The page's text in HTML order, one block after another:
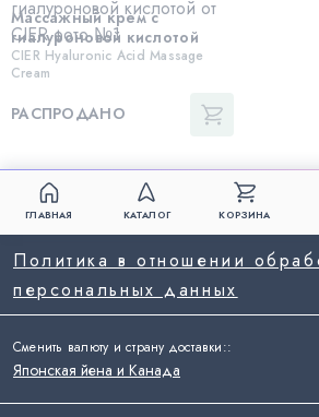
Массажный крем c
гиалуроновой кислотой
CIER Hyaluronic Acid Massage
Cream
РАСПРОДАНО
ГЛАВНАЯ КАТАЛОГ КОРЗИНА
Политика в отношении
персональных данных
Сменить валюту и страну доставки::
Японская йена и Канада